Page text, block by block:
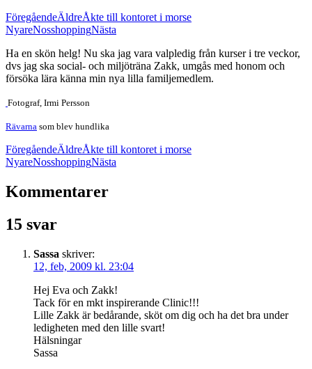
FöregåendeÄldreÅkte till kontoret i morse
NyareNosshoppingNästa
Ha en skön helg! Nu ska jag vara valpledig från kurser i tre veckor,
dvs jag ska social- och miljöträna Zakk, umgås med honom och
försöka lära känna min nya lilla familjemedlem.
Fotograf, Irmi Persson
Rävarna som blev hundlika
FöregåendeÄldreÅkte till kontoret i morse
NyareNosshoppingNästa
Kommentarer
15 svar
Sassa skriver:
12, feb, 2009 kl. 23:04
Hej Eva och Zakk!
Tack för en mkt inspirerande Clinic!!!
Lille Zakk är bedårande, sköt om dig och ha det bra under
ledigheten med den lille svart!
Hälsningar
Sassa